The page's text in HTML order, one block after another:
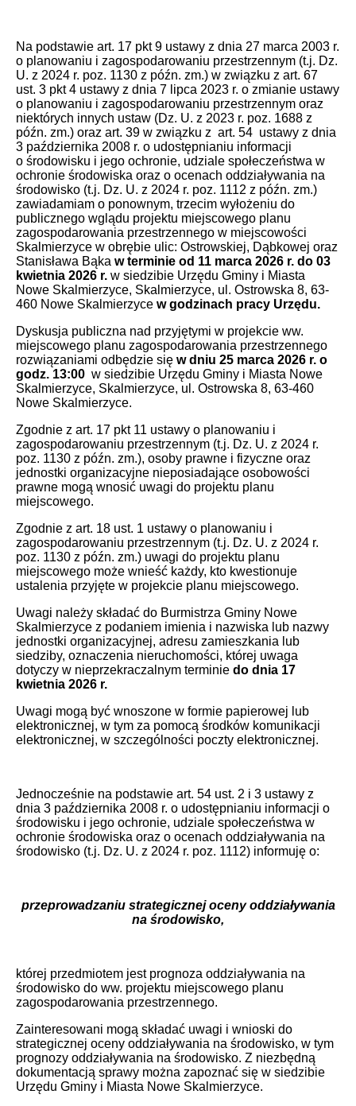
Na podstawie art. 17 pkt 9 ustawy z dnia 27 marca 2003 r.
o planowaniu i zagospodarowaniu przestrzennym (t.j. Dz.
U. z 2024 r. poz. 1130 z późn. zm.) w związku z art. 67
ust. 3 pkt 4 ustawy z dnia 7 lipca 2023 r. o zmianie ustawy
o planowaniu i zagospodarowaniu przestrzennym oraz
niektórych innych ustaw (Dz. U. z 2023 r. poz. 1688 z
późn. zm.) oraz art. 39 w związku z art. 54 ustawy z dnia
3 października 2008 r. o udostępnianiu informacji
o środowisku i jego ochronie, udziale społeczeństwa w
ochronie środowiska oraz o ocenach oddziaływania na
środowisko (t.j. Dz. U. z 2024 r. poz. 1112 z późn. zm.)
zawiadamiam o ponownym, trzecim wyłożeniu do
publicznego wglądu projektu miejscowego planu
zagospodarowania przestrzennego w miejscowości
Skalmierzyce w obrębie ulic: Ostrowskiej, Dąbkowej oraz
Stanisława Bąka w terminie od 11 marca 2026 r. do 03
kwietnia 2026 r. w siedzibie Urzędu Gminy i Miasta
Nowe Skalmierzyce, Skalmierzyce, ul. Ostrowska 8, 63-
460 Nowe Skalmierzyce w godzinach pracy Urzędu.
Dyskusja publiczna nad przyjętymi w projekcie ww.
miejscowego planu zagospodarowania przestrzennego
rozwiązaniami odbędzie się w dniu 25 marca 2026 r. o
godz. 13:00 w siedzibie Urzędu Gminy i Miasta Nowe
Skalmierzyce, Skalmierzyce, ul. Ostrowska 8, 63-460
Nowe Skalmierzyce.
Zgodnie z art. 17 pkt 11 ustawy o planowaniu i
zagospodarowaniu przestrzennym (t.j. Dz. U. z 2024 r.
poz. 1130 z późn. zm.), osoby prawne i fizyczne oraz
jednostki organizacyjne nieposiadające osobowości
prawne mogą wnosić uwagi do projektu planu
miejscowego.
Zgodnie z art. 18 ust. 1 ustawy o planowaniu i
zagospodarowaniu przestrzennym (t.j. Dz. U. z 2024 r.
poz. 1130 z późn. zm.) uwagi do projektu planu
miejscowego może wnieść każdy, kto kwestionuje
ustalenia przyjęte w projekcie planu miejscowego.
Uwagi należy składać do Burmistrza Gminy Nowe
Skalmierzyce z podaniem imienia i nazwiska lub nazwy
jednostki organizacyjnej, adresu zamieszkania lub
siedziby, oznaczenia nieruchomości, której uwaga
dotyczy w nieprzekraczalnym terminie do dnia 17
kwietnia 2026 r.
Uwagi mogą być wnoszone w formie papierowej lub
elektronicznej, w tym za pomocą środków komunikacji
elektronicznej, w szczególności poczty elektronicznej.
Jednocześnie na podstawie art. 54 ust. 2 i 3 ustawy z
dnia 3 października 2008 r. o udostępnianiu informacji o
środowisku i jego ochronie, udziale społeczeństwa w
ochronie środowiska oraz o ocenach oddziaływania na
środowisko (t.j. Dz. U. z 2024 r. poz. 1112) informuję o:
przeprowadzaniu strategicznej oceny oddziaływania
na środowisko,
której przedmiotem jest prognoza oddziaływania na
środowisko do ww. projektu miejscowego planu
zagospodarowania przestrzennego.
Zainteresowani mogą składać uwagi i wnioski do
strategicznej oceny oddziaływania na środowisko, w tym
prognozy oddziaływania na środowisko. Z niezbędną
dokumentacją sprawy można zapoznać się w siedzibie
Urzędu Gminy i Miasta Nowe Skalmierzyce.